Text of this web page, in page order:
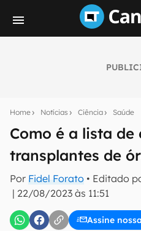
Home Notícias Ciência Saúde
Como é a lista de
transplantes de
Por Fidel Forato • Editado
| 22/08/2023 às 11:51
Assine
notícias e reviews sobre
E-mail